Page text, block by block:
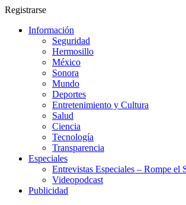
Registrarse
Información
Seguridad
Hermosillo
México
Sonora
Mundo
Deportes
Entretenimiento y Cultura
Salud
Ciencia
Tecnología
Transparencia
Especiales
Entrevistas Especiales – Rompe el
Videopodcast
Publicidad